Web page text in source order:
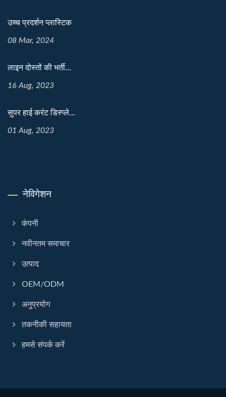
उच्च प्रदर्शन प्लास्टिक
08 Mar, 2024
लाइन दोस्तों की भर्ती...
16 Aug, 2023
सुपर हाई करंट डिस्प्ले...
01 Aug, 2023
नेविगेशन
कंपनी
नवीनतम समाचार
उत्पाद
OEM/ODM
अनुप्रयोग
तकनीकी सहायता
हमसे संपर्क करें